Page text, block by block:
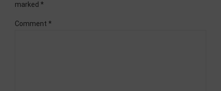
marked *
Comment *